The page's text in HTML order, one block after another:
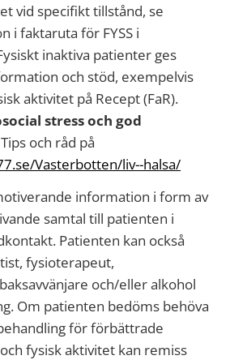
vid specifikt tillstånd, se
i faktaruta för FYSS i
inaktiva patienter ges
och stöd, exempelvis
aktivitet på Recept (FaR).
stress och god
och råd på
Vasterbotten/liv--halsa/
information i form av
samtal till patienten i
Patienten kan också
fysioterapeut,
och/eller alkohol
Om patienten bedöms behöva
för förbättrade
fysisk aktivitet kan remiss